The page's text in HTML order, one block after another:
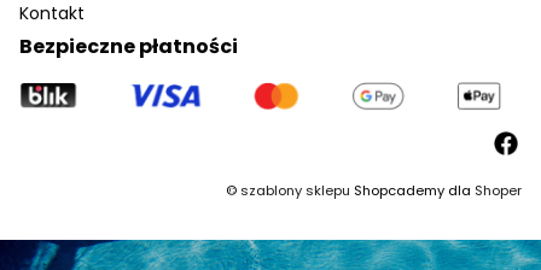
Kontakt
Bezpieczne płatności
©szablony sklepu Shopcademy dla Shoper